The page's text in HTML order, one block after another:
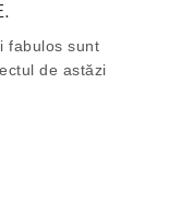
fabulos sunt
de astăzi